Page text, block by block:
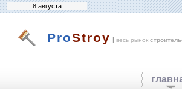
8 августа
ProStroy | весь рынок